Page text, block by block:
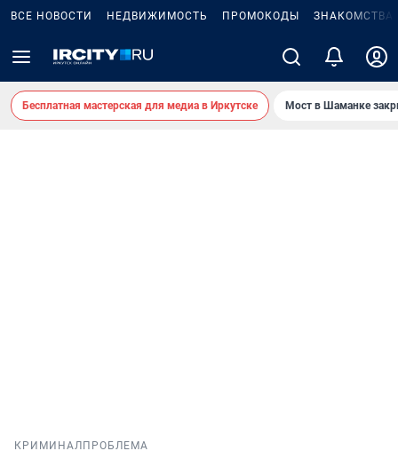
ВСЕ НОВОСТИ НЕДВИЖИМОСТЬ ПРОМОКОДЫ ЗНАКОМСТВА
Бесплатная мастерская для медиа в Иркутске Мост в Шаманке
КРИМИНАЛ ПРОБЛЕМА